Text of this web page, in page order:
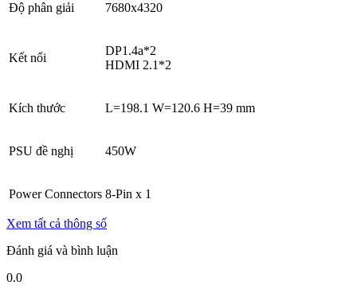
Độ phân giải 7680x4320
Kết nối
DP1.4a*2
HDMI 2.1*2
Kích thước L=198.1 W=120.6 H=39 mm
PSU đề nghị 450W
Power Connectors 8-Pin x 1
Xem tất cả thông số
Đánh giá và bình luận
0.0